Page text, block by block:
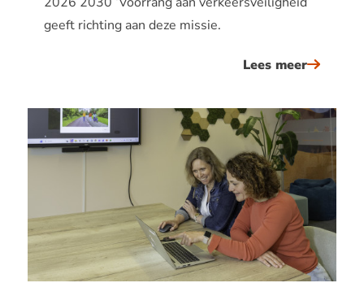
geeft richting aan deze missie.
Lees meerover
aan